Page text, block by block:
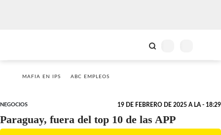
MAFIA EN IPS ABC EMPLEOS
NEGOCIOS 19 DE FEBRERO DE 2025 A LA - 18:29
Paraguay, fuera del top 10 de las APP